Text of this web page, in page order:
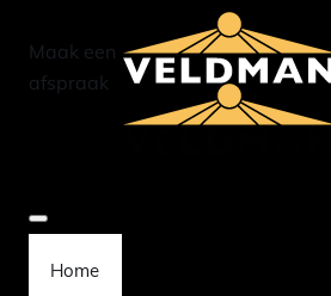
Home
Maak een
afspraak